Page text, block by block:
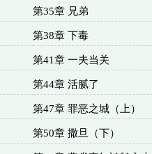
第35章 兄弟
第38章 下毒
第41章 一夫当关
第44章 活腻了
第47章 罪恶之城（上）
第50章 撒旦（下）